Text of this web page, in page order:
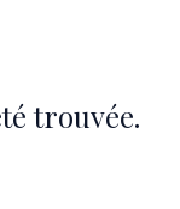
trouvée.